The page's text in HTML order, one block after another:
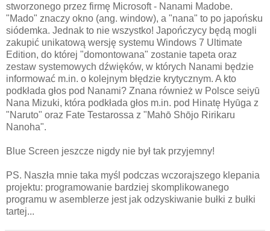
stworzonego przez firmę Microsoft - Nanami Madobe.
"Mado" znaczy okno (ang. window), a "nana" to po japońsku
siódemka. Jednak to nie wszystko! Japończycy będą mogli
zakupić unikatową wersję systemu Windows 7 Ultimate
Edition, do której "domontowana" zostanie tapeta oraz
zestaw systemowych dźwięków, w których Nanami będzie
informować m.in. o kolejnym błędzie krytycznym. A kto
podkłada głos pod Nanami? Znana również w Polsce seiyū
Nana Mizuki, która podkłada głos m.in. pod Hinatę Hyūga z
"Naruto" oraz Fate Testarossa z "Mahō Shōjo Ririkaru
Nanoha".
Blue Screen jeszcze nigdy nie był tak przyjemny!
PS. Naszła mnie taka myśl podczas wczorajszego klepania
projektu: programowanie bardziej skomplikowanego
programu w asemblerze jest jak odzyskiwanie bułki z bułki
tartej...